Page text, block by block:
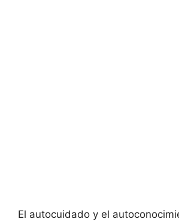
El autocuidado y el